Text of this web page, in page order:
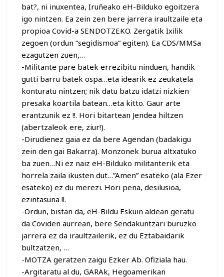
bat?, ni inuxentea, Iruñeako eH-Bilduko egoitzera
igo nintzen. Ea zein zen bere jarrera iraultzaile eta
propioa Covid-a SENDOTZEKO. Zergatik Ixilik
zegoen (ordun “segidismoa” egiten). Ea CDS/MMSa
ezagutzen zuen,…
-Militante pare batek errezibitu ninduen, handik
gutti barru batek ospa…eta idearik ez zeukatela
konturatu nintzen; nik datu batzu idatzi nizkien
presaka koartila batean…eta kitto. Gaur arte
erantzunik ez !!. Hori bitartean Jendea hiltzen
(abertzaleok ere, ziur!).
-Dirudienez gaia ez da bere Agendan (badakigu
zein den gai Bakarra). Monzonek burua altxatuko
ba zuen…Ni ez naiz eH-Bilduko militanterik eta
horrela zaila ikusten dut…”Amen” esateko (ala Ezer
esateko) ez du merezi. Hori pena, desilusioa,
ezintasuna !!.
-Ordun, bistan da, eH-Bildu Eskuin aldean geratu
da Coviden aurrean, bere Sendakuntzari buruzko
jarrera ez da iraultzailerik, ez du Eztabaidarik
bultzatzen, …
-MOTZA geratzen zaigu Ezker Ab. Ofiziala hau.
-Argitaratu al du, GARAk, Hegoamerikan